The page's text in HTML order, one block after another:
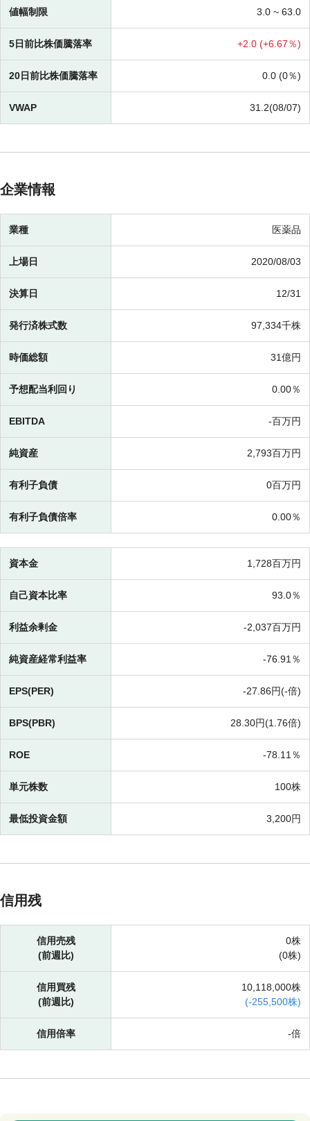
値幅制限 3.0 ~ 63.0
5日前比株価騰落率 +2.0 (+6.67％)
20日前比株価騰落率 0.0 (0％)
VWAP 31.2(08/07)
企業情報
業種 医薬品
上場日 2020/08/03
決算日 12/31
発行済株式数 97,334千株
時価総額 31億円
予想配当利回り 0.00％
EBITDA -百万円
純資産 2,793百万円
有利子負債 0百万円
有利子負債倍率 0.00％
資本金 1,728百万円
自己資本比率 93.0％
利益余剰金 -2,037百万円
純資産経常利益率 -76.91％
EPS(PER) -27.86円(-倍)
BPS(PBR) 28.30円(1.76倍)
ROE -78.11％
単元株数 100株
最低投資金額 3,200円
信用残
信用売残
(前週比)
0株
(0株)
信用買残
(前週比)
10,118,000株
(-255,500株)
信用倍率 -倍